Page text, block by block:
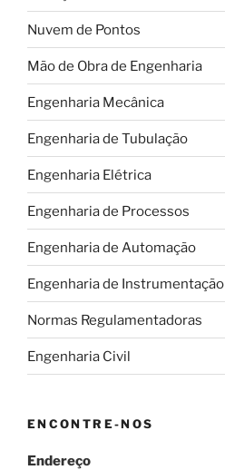
Nuvem de Pontos
Mão de Obra de Engenharia
Engenharia Mecânica
Engenharia de Tubulação
Engenharia Elétrica
Engenharia de Processos
Engenharia de Automação
Engenharia de Instrumentação
Normas Regulamentadoras
Engenharia Civil
ENCONTRE-NOS
Endereço